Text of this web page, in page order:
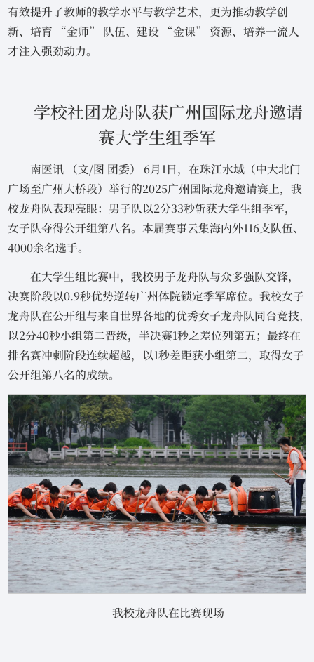
有效提升了教师的教学水平与教学艺术，更为推动教学创
新、培育 “金师” 队伍、建设 “金课” 资源、培养一流人
才注入强劲动力。
学校社团龙舟队获广州国际龙舟邀请
赛大学生组季军
南医讯 （文/图 团委） 6月1日，在珠江水域（中大北门
广场至广州大桥段）举行的2025广州国际龙舟邀请赛上，我
校龙舟队表现亮眼：男子队以2分33秒斩获大学生组季军，
女子队夺得公开组第八名。本届赛事云集海内外116支队伍、
4000余名选手。
在大学生组比赛中，我校男子龙舟队与众多强队交锋，
决赛阶段以0.9秒优势逆转广州体院锁定季军席位。我校女子
龙舟队在公开组与来自世界各地的优秀女子龙舟队同台竞技,
以2分40秒小组第二晋级，半决赛1秒之差位列第五；最终在
排名赛冲刺阶段连续超越，以1秒差距获小组第二，取得女子
公开组第八名的成绩。
我校龙舟队在比赛现场